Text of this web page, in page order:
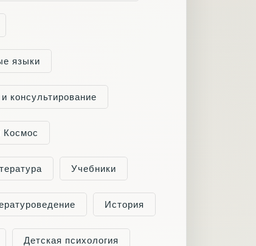
языки
консультирование
Космос
Учебники
История
Детская психология